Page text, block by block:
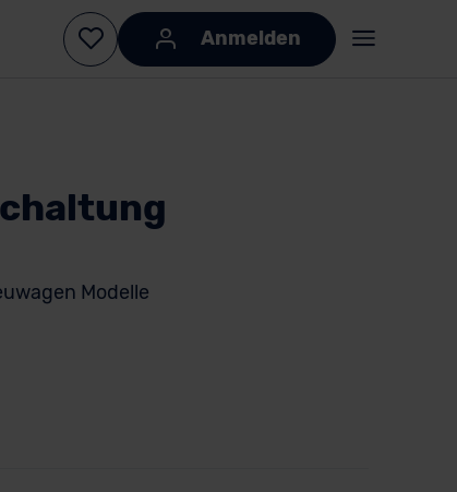
Anmelden
Modelle